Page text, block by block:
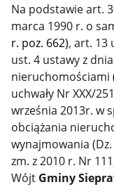
Na podstawie art.
marca 1990 r. o
r. poz. 662),art. 13
ust. 4 ustawy z
nieruchomościami
uchwały Nr XXX/
września 2013r. w
obciążania
wynajmowania (Dz.
zm. z 2010 r. Nr
WójtGminy